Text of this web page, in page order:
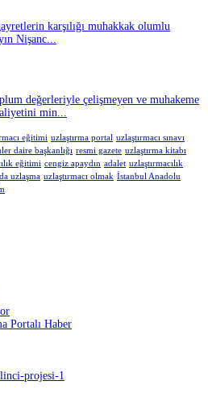
karşılığı muhakkak olumlu
Nişanc...
değerleriyle çelişmeyen ve muhakeme
min...
eğitimi uzlaştırma portal uzlaştırmacı sınavı
daire başkanlığı resmi gazete uzlaştırma kitabı
eğitimi cengiz apaydın adalet uzlaştırmacılık
uzlaşma uzlaştırmacı olmak İstanbul Anadolu